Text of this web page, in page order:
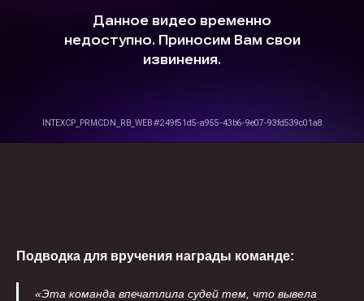
Подводка для вручения награды команде:
«Эта команда впечатлила судей тем, что вывела